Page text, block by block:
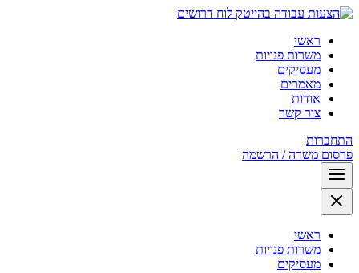
לוח דרושים
ראשי
משרות פנויות
מעסיקים
מאמרים
אודות
צור קשר
התחברות
פרסום משרה / הרשמה
ראשי
משרות פנויות
מעסיקים